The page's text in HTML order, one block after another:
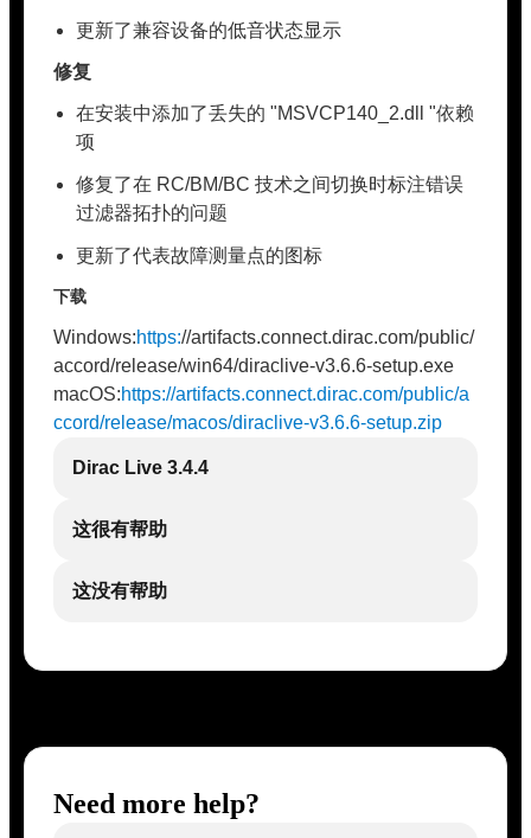
更新了兼容设备的低音状态显示
修复
在安装中添加了丢失的 "MSVCP140_2.dll "依赖
项
修复了在 RC/BM/BC 技术之间切换时标注错误
过滤器拓扑的问题
更新了代表故障测量点的图标
下载
Windows:https://artifacts.connect.dirac.com/public/
accord/release/win64/diraclive-v3.6.6-setup.exe
macOS:https://artifacts.connect.dirac.com/public/a
ccord/release/macos/diraclive-v3.6.6-setup.zip
Dirac Live 3.4.4
这很有帮助
这没有帮助
Need more help?